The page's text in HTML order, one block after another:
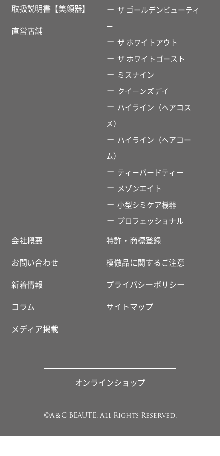
取扱説明書【美顔器】
直営店舗
ザ ゴールデンビューティ
ー
ザ ホワイトアウト
ザ ホワイトゴースト
ミスナイン
クイーンズデイ
ハイライン（ヘアコス
メ）
ハイライン（ヘアコー
ム）
ティーバードティー
メゾンエイト
小型シミケア機器
プロフェッショナル
会社概要
お問い合わせ
新着情報
コラム
メディア掲載
特許・商標登録
模倣品に関するご注意
プライバシーポリシー
サイトマップ
オンラインショップ
©A＆C BEAUTE. All Rights Reserved.